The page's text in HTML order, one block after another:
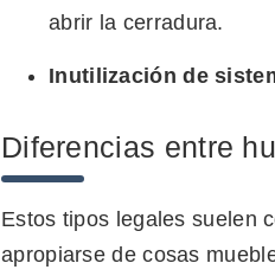
abrir la cerradura.
Inutilización de
Diferencias entre
Estos tipos legales suelen
apropiarse de cosas